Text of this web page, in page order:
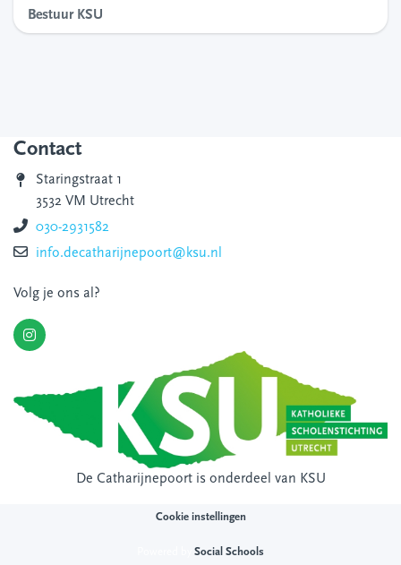
Bestuur KSU
Contact
Staringstraat 1
3532 VM Utrecht
030-2931582
info.decatharijnepoort@ksu.nl
Volg je ons al?
De Catharijnepoort is onderdeel van KSU
Cookie instellingen
Social Schools